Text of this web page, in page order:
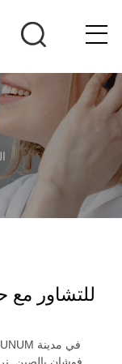
للتشاور مع